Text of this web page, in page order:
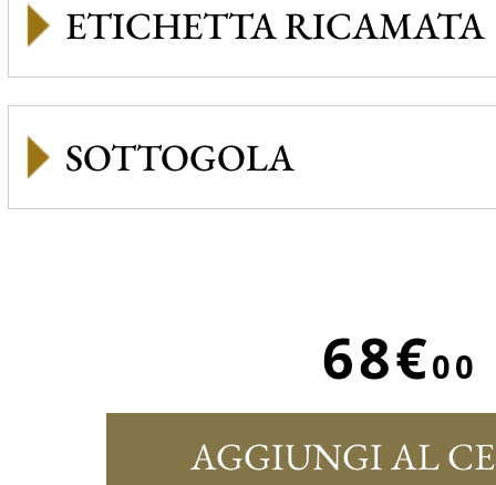
ETICHETTA RICAMATA
SOTTOGOLA
68€00
AGGIUNGI AL